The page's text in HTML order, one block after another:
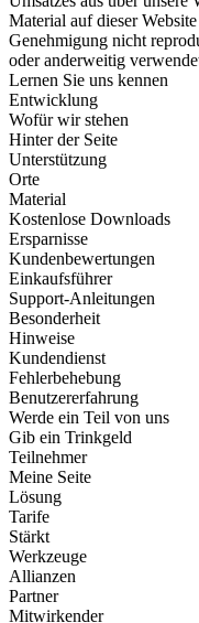
Material auf dieser
Genehmigung nicht
oder anderweitig
Lernen Sie uns kennen
Entwicklung
Wofür wir stehen
Hinter der Seite
Unterstützung
Orte
Material
Kostenlose Downloads
Ersparnisse
Kundenbewertungen
Einkaufsführer
Support-Anleitungen
Besonderheit
Hinweise
Kundendienst
Fehlerbehebung
Benutzererfahrung
Werde ein Teil von uns
Gib ein Trinkgeld
Teilnehmer
Meine Seite
Lösung
Tarife
Stärkt
Werkzeuge
Allianzen
Partner
Mitwirkender